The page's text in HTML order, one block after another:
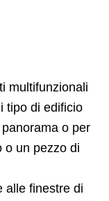
multifunzionali
tipo di edificio
o per
o un pezzo di
alle finestre di